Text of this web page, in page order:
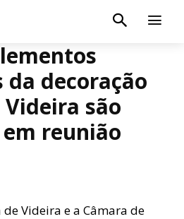
decoração
são
reunião
Videira e a Câmara de